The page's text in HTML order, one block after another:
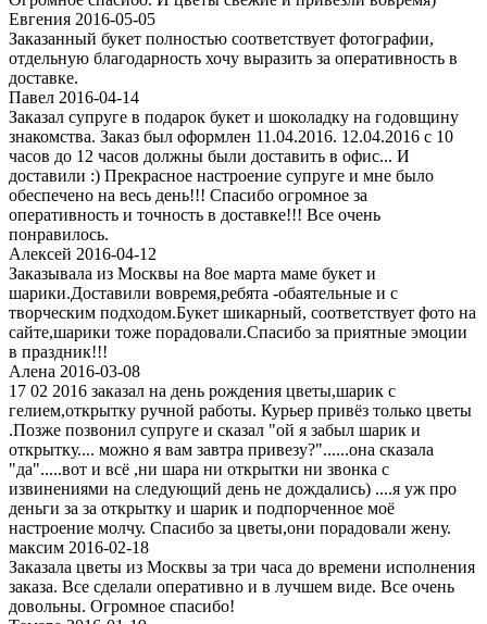
Евгения 2016-05-05
Заказанный букет полностью соответствует фотографии,
отдельную благодарность хочу выразить за оперативность в
доставке.
Павел 2016-04-14
Заказал супруге в подарок букет и шоколадку на годовщину
знакомства. Заказ был оформлен 11.04.2016. 12.04.2016 с 10
часов до 12 часов должны были доставить в офис... И
доставили :) Прекрасное настроение супруге и мне было
обеспечено на весь день!!! Спасибо огромное за
оперативность и точность в доставке!!! Все очень
понравилось.
Алексей 2016-04-12
Заказывала из Москвы на 8ое марта маме букет и
шарики.Доставили вовремя,ребята -обаятельные и с
творческим подходом.Букет шикарный, соответствует фото на
сайте,шарики тоже порадовали.Спасибо за приятные эмоции
в праздник!!!
Алена 2016-03-08
17 02 2016 заказал на день рождения цветы,шарик с
гелием,открытку ручной работы. Курьер привёз только цветы
.Позже позвонил супруге и сказал "ой я забыл шарик и
открытку.... можно я вам завтра привезу?"......она сказала
"да".....вот и всё ,ни шара ни открытки ни звонка с
извинениями на следующий день не дождались) ....я уж про
деньги за за открытку и шарик и подпорченное моё
настроение молчу. Спасибо за цветы,они порадовали жену.
максим 2016-02-18
Заказала цветы из Москвы за три часа до времени исполнения
заказа. Все сделали оперативно и в лучшем виде. Все очень
довольны. Огромное спасибо!